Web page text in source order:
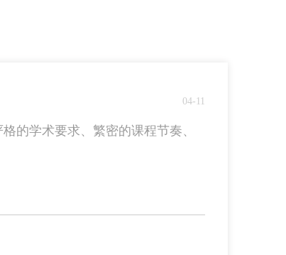
04-11
的学术要求、繁密的课程节奏、